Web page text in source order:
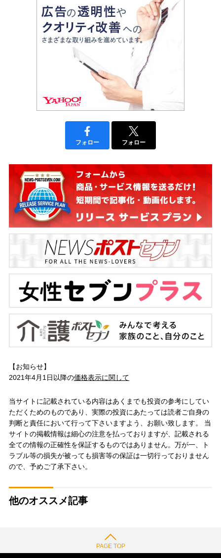
フォロー フォロー
【お知らせ】
2021年4月1日以降の価格表示に関して
当サイトに記載されている内容はあくまでも投資の参考にしてい
ただくためのものであり、実際の投資にあたっては読者ご自身の
判断と責任において行って下さいますよう、お願い致します。 当
サイトの掲載情報は細心の注意を払っておりますが、記載される
全ての情報の正確性を保証するものではありません。万が一、ト
ラブル等の損失が被っても損害等の保証は一切行っておりません
ので、予めご了承下さい。
他のオススメ記事
PAGE TOP